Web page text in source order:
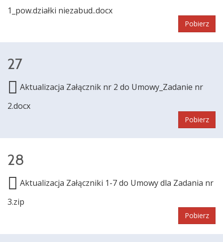
1_pow.działki niezabud..docx
Pobierz
27
Aktualizacja Załącznik nr 2 do Umowy_Zadanie nr
2.docx
Pobierz
28
Aktualizacja Załączniki 1-7 do Umowy dla Zadania nr
3.zip
Pobierz